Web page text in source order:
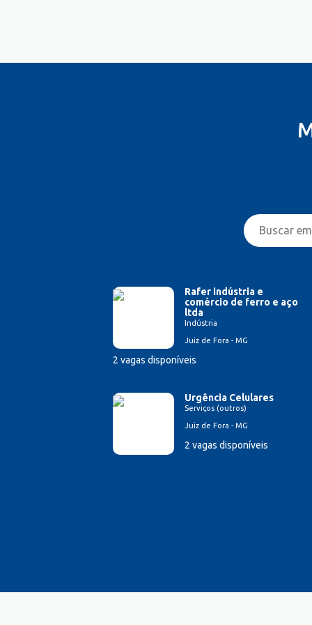
Entregador/Motoboy
Farmacêutico
Ferramenteiro
Fiscal de Caixa
Rafer indústria e
comércio de ferro e aço
ltda
Indústria
Juiz de Fora - MG
2 vagas disponíveis
Urgência Celulares
Serviços (outros)
Juiz de Fora - MG
2 vagas disponíveis